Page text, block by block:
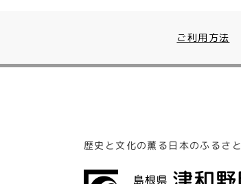
ご利用方法
歴史と文化の薫る日本のふるさと